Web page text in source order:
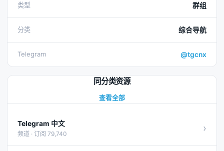
类型 群组
分类 综合导航
Telegram @tgcnx
同分类资源
查看全部
Telegram 中文
频道 · 订阅 79,740 ›